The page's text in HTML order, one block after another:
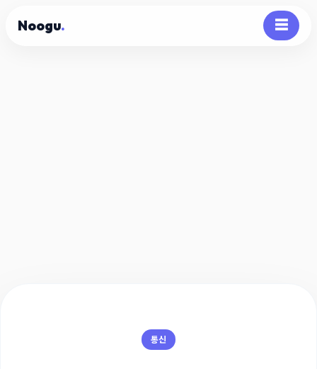
Noogu. ☰
통신